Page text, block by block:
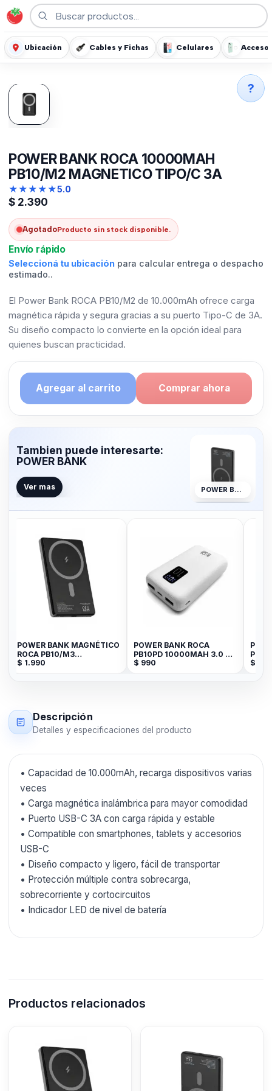
Ubicación Cables y Fichas Celulares
POWER BANK ROCA 10000MAH
PB10/M2 MAGNETICO TIPO/C 3A
★★★★★5.0
$ 2.390
AgotadoProducto sin stock disponible.
Envío rápido
Seleccioná tu ubicación para calcular entrega o despacho
estimado..
El Power Bank ROCA PB10/M2 de 10.000mAh ofrece carga
magnética rápida y segura gracias a su puerto Tipo-C de 3A.
Su diseño compacto lo convierte en la opción ideal para
quienes buscan practicidad.
Agregar al carrito Comprar ahora
Tambien puede interesarte:
POWER BANK
Ver mas POWER BANK
POWER BANK MAGNÉTICO
ROCA PB10/M3
10000MAH TIPO-C 2
$ 1.990
POWER BANK ROCA
PB10PD 10000MAH 3.0 2
ENTRADAS 3 SALIDAS
$ 990 $
Descripción
Detalles y especificaciones del producto
• Capacidad de 10.000mAh, recarga dispositivos varias
veces
• Carga magnética inalámbrica para mayor comodidad
• Puerto USB-C 3A con carga rápida y estable
• Compatible con smartphones, tablets y accesorios
USB-C
• Diseño compacto y ligero, fácil de transportar
• Protección múltiple contra sobrecarga,
sobrecorriente y cortocircuitos
• Indicador LED de nivel de batería
Productos relacionados
?